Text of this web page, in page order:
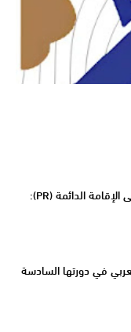
الهجرة إلى كندا والحصول على الإقامة الدائمة (PR):
في دورتها السادسة